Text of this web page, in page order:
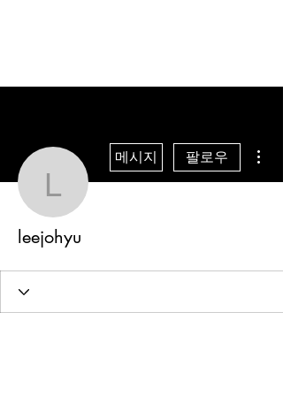
leejohyu
메시지 팔로우
leejohyu